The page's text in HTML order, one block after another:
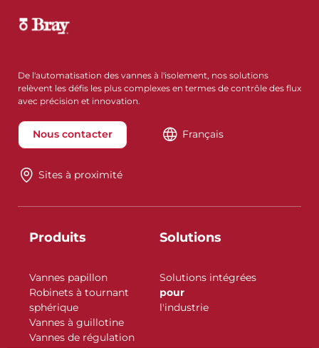
De l'automatisation des vannes à l'isolement, nos solutions
relèvent les défis les plus complexes en termes de contrôle des flux
avec précision et innovation.
Nous contacter Français
Sites à proximité
Produits
Vannes papillon
Robinets à tournant
sphérique
Vannes à guillotine
Vannes de régulation
Solutions
Solutions intégrées
pour
l'industrie